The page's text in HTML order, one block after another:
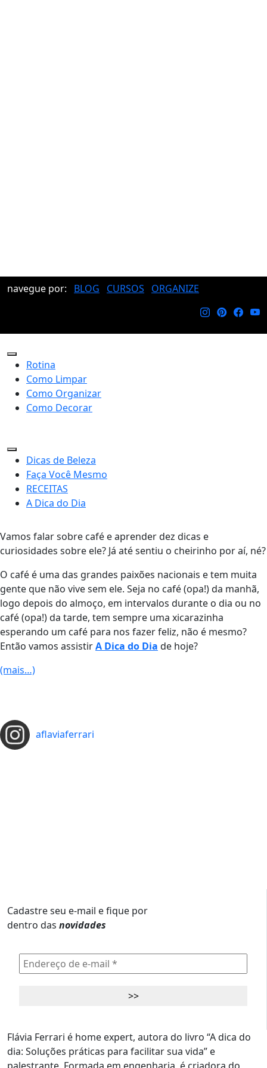
navegue por: BLOG CURSOS ORGANIZE
Rotina
Como Limpar
Como Organizar
Como Decorar
Dicas de Beleza
Faça Você Mesmo
RECEITAS
A Dica do Dia
Vamos falar sobre café e aprender dez dicas e
curiosidades sobre ele? Já até sentiu o cheirinho por aí, né?
O café é uma das grandes paixões nacionais e tem muita
gente que não vive sem ele. Seja no café (opa!) da manhã,
logo depois do almoço, em intervalos durante o dia ou no
café (opa!) da tarde, tem sempre uma xicarazinha
esperando um café para nos fazer feliz, não é mesmo?
Então vamos assistirA Dica do Dia de hoje?
(mais…)
aflaviaferrari
Cadastre seu e-mail e fique por
dentro das novidades
Flávia Ferrari é home expert, autora do livro “A dica do
dia: Soluções práticas para facilitar sua vida” e